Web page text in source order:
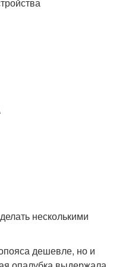
несколькими
дешевле, но и